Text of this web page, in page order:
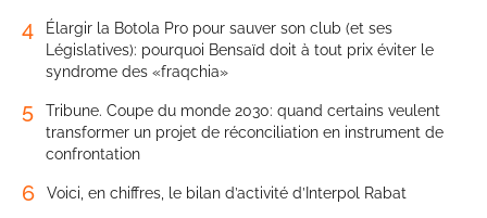
4
Élargir la Botola Pro pour sauver son club (et ses
Législatives): pourquoi Bensaïd doit à tout prix éviter le
syndrome des «fraqchia»
5
Tribune. Coupe du monde 2030: quand certains veulent
transformer un projet de réconciliation en instrument de
confrontation
6 Voici, en chiffres, le bilan d’activité d’Interpol Rabat